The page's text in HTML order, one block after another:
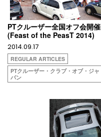
PTクルーザー全国オフ会開催
(Feast of the PeasT 2014)
2014.09.17
REGULAR ARTICLES
PTクルーザー・クラブ・オブ・ジャ
パン